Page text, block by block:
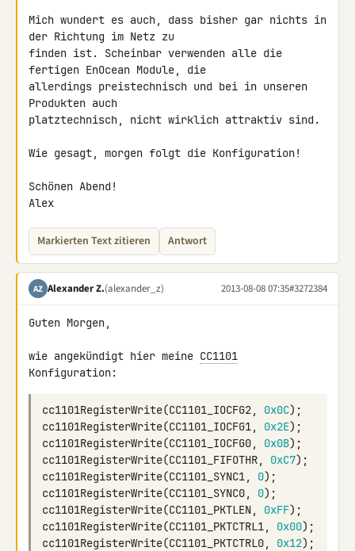
Mich wundert es auch, dass bisher gar nichts in
der Richtung im Netz zu
finden ist. Scheinbar verwenden alle die
fertigen EnOcean Module, die
allerdings preistechnisch und bei in unseren
Produkten auch
platztechnisch, nicht wirklich attraktiv sind.
Wie gesagt, morgen folgt die Konfiguration!
Schönen Abend!
Alex
Markierten Text zitieren Antwort
AZ Alexander Z.(alexander_z) 2013-08-08 07:35#3272384
Guten Morgen,
wie angekündigt hier meine CC1101
cc1101RegisterWrite(CC1101_IOCFG2, 0x0C);
cc1101RegisterWrite(CC1101_IOCFG1, 0x2E);
cc1101RegisterWrite(CC1101_IOCFG0, 0x0B);
cc1101RegisterWrite(CC1101_FIFOTHR, 0xC7);
cc1101RegisterWrite(CC1101_SYNC1, 0);
cc1101RegisterWrite(CC1101_SYNC0, 0);
cc1101RegisterWrite(CC1101_PKTLEN, 0xFF);
cc1101RegisterWrite(CC1101_PKTCTRL1, 0x00);
cc1101RegisterWrite(CC1101_PKTCTRL0, 0x12);